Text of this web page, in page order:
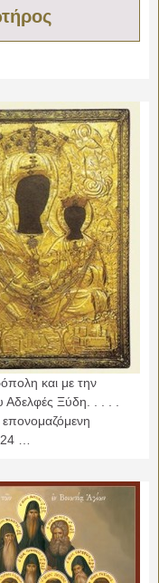
και με την
Αδελφές Ξύδη. . . . .
επονομαζόμενη
24 …